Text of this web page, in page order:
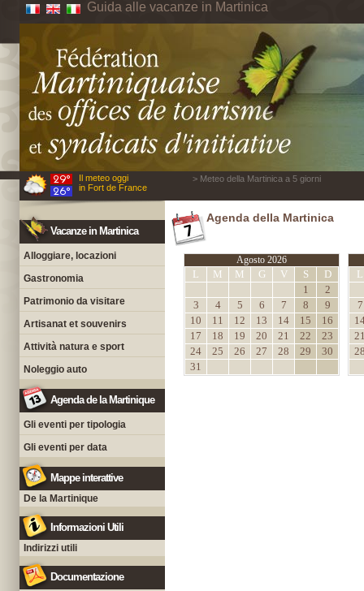
Guida alle vacanze in Martinica
Il meteo oggi
in Fort de France
> Meteo della Martinica a 5 giorni
Vacanze in Martinica
Alloggiare, locazioni
Gastronomia
Patrimonio da visitare
Artisanat et souvenirs
Attività natura e sport
Noleggio auto
Agenda de la Martinique
Gli eventi per tipologia
Gli eventi per data
Mappe interattive
De la Martinique
Informazioni Utili
Indirizzi utili
Documentazione
Agenda della Martinica
Agosto 2026
L M M G V S
D
1
2
3
4 5 6 7 8
9
10
11 12 13 14 15
16
17
18 19 20 21 22
23
24
25 26 27 28 29
30
31
L
7